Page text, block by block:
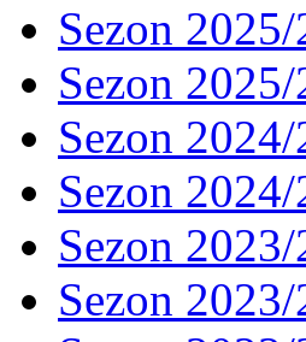
Sezon
Sezon
Sezon
Sezon
Sezon
Sezon